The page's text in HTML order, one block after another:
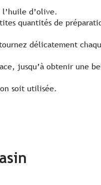
d’olive.
quantités de
délicatement
jusqu’à obtenir une
soit utilisée.